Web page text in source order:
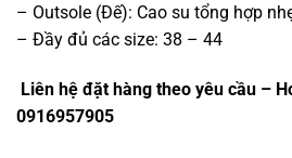
– Outsole (Đế): Cao su tổng hợp
– Đầy đủ các size: 38 – 44
Liên hệ đặt hàng theo yêu cầu –
0916957905